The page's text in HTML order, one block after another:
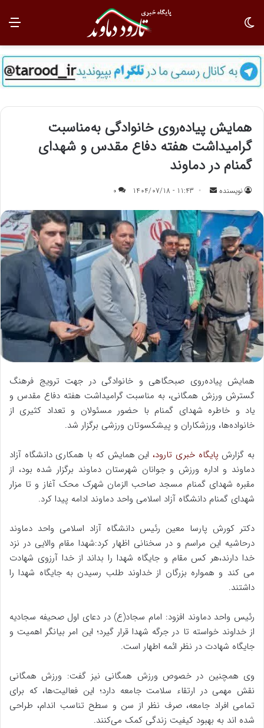
همایش پیاده‌روی خانوادگی به‌مناسبت
گرامیداشت هفته دفاع مقدس و شهدای
گمنام در دماوند
نویسنده
س
ا
ل
ب
ه
ا
ی
م
ی
ل
11:43 - 1404/07/18
0
همایش پیاده‌روی صبحگاهی و خانوادگی در جهت ترویج فرهنگ
گسترش ورزش همگانی، به ‌مناسبت گرامیداشت هفته دفاع مقدس و
یاد و خاطره شهدای گمنام با حضور مسئولان و تعداد کثیری از
خانواده‌ها، ورزشکاران و پیشکسوتان ورزشی برگزار شد.
به گزارش پایگاه خبری تارود، این همایش که با همکاری دانشگاه آزاد
دماوند و اداره ورزش و جوانان شهرستان دماوند برگزار شده بود، از
مقبره شهدای گمنام مسجد صاحب الزمان شهرک محک آغاز و تا مزار
شهدای گمنام دانشگاه آزاد اسلامی واحد دماوند ادامه پیدا کرد.
دکتر کورش پارسا معین رئیس دانشگاه آزاد اسلامی واحد دماوند
درحاشیه این مراسم و در سخنانی اظهار کرد:شهدا مقام والایی در نزد
خدا دارند،هر کس مقام و جایگاه شهدا را بداند از خدا آرزوی شهادت
می کند و همواره بزرگان از خداوند طلب رسیدن به جایگاه شهدا را
داشتند.
رئیس واحد دماوند افزود: امام سجاد(ع) در دعای اول صحیفه سجادیه
از خداوند خواسته تا در جرگه شهدا قرار گیرد؛ این امر بیانگر اهمیت و
جایگاه شهادت در نظر ائمه اطهار است.
وی همچنین در خصوص ورزش همگانی نیز گفت: ورزش همگانی
نقش مهمی در ارتقاء سلامت جامعه دارد؛ این فعالیت‌ها، که برای
تمامی افراد جامعه‌، صرف نظر از سن و سطح تناسب اندام، طراحی
شده اند به بهبود کیفیت زندگی کمک می‌کنند.